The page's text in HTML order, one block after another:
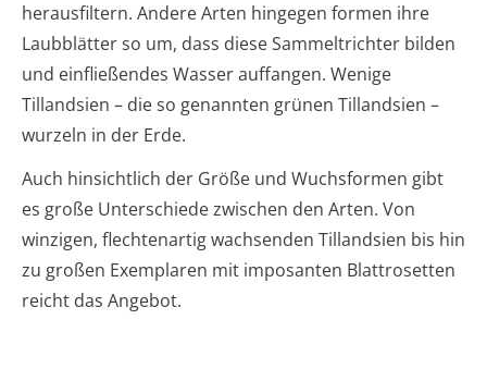
herausfiltern. Andere Arten hingegen formen ihre
Laubblätter so um, dass diese Sammeltrichter bilden
und einfließendes Wasser auffangen. Wenige
Tillandsien – die so genannten grünen Tillandsien –
wurzeln in der Erde.
Auch hinsichtlich der Größe und Wuchsformen gibt
es große Unterschiede zwischen den Arten. Von
winzigen, flechtenartig wachsenden Tillandsien bis hin
zu großen Exemplaren mit imposanten Blattrosetten
reicht das Angebot.